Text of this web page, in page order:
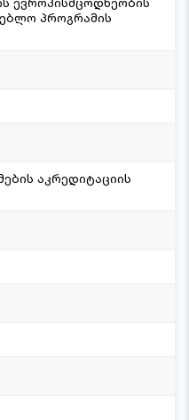
პროგრამის
აკრედიტაციის